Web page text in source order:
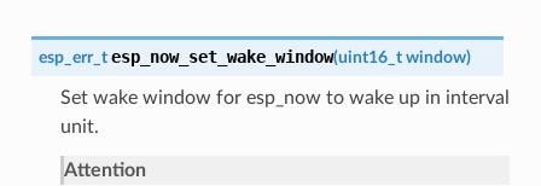
esp_err_t esp_now_set_wake_window(uint16_t window)
Set wake window for esp_now to wake up in interval
unit.
Attention